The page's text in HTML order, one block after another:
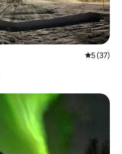
レビュー
5 (37)